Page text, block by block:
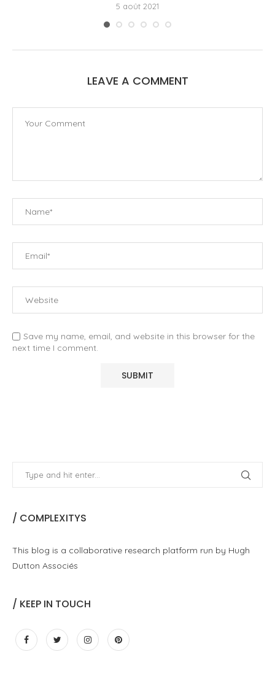
5 août 2021
LEAVE A COMMENT
Save my name, email, and website in this browser for the
next time I comment.
/ COMPLEXITYS
This blog is a collaborative research platform run by Hugh
Dutton Associés
/ KEEP IN TOUCH